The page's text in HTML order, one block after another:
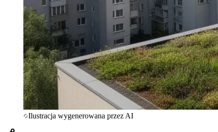
Ilustracja wygenerowana przez AI